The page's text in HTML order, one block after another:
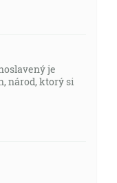
je
národ, ktorý si